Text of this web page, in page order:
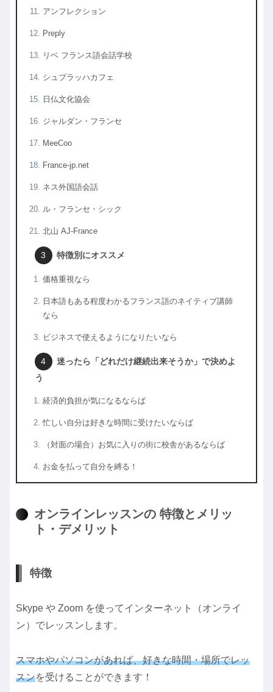
アンフレクション
Preply
リベ フランス語会話学校
シュプラッハカフェ
日仏文化協会
ジャルダン・フランセ
MeeCoo
France-jp.net
ネス外国語会話
ル・フランセ・シック
北山 AJ-France
特徴別にオススメ
価格重視なら
日本語もある程度わかるフランス語のネイティブ講師
なら
ビジネスで使えるようになりたいなら
迷ったら「どれだけ継続出来そうか」で決めよ
う
経済的負担が気になるならば
忙しい自分は好きな時間に受けたいならば
（対面の場合）お気に入りの街に校舎があるならば
お金を払って自分を縛る！
オンラインレッスンの 特徴とメリッ
ト・デメリット
特徴
Skype や Zoom を使ってインターネット（オンライ
ン）でレッスンします。
スマホやパソコンがあれば、好きな時間・場所でレッ
スンを受けることができます！